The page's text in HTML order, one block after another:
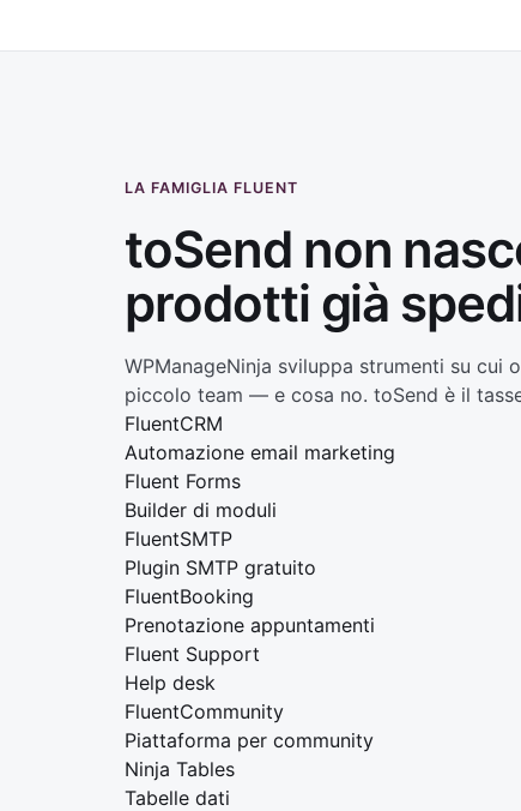
LA FAMIGLIA FLUENT
toSend non
prodotti già
WPManageNinja sviluppa strumenti su
piccolo team — e cosa no. toSend è il
FluentCRM
Automazione email marketing
Fluent Forms
Builder di moduli
FluentSMTP
Plugin SMTP gratuito
FluentBooking
Prenotazione appuntamenti
Fluent Support
Help desk
FluentCommunity
Piattaforma per community
Ninja Tables
Tabelle dati